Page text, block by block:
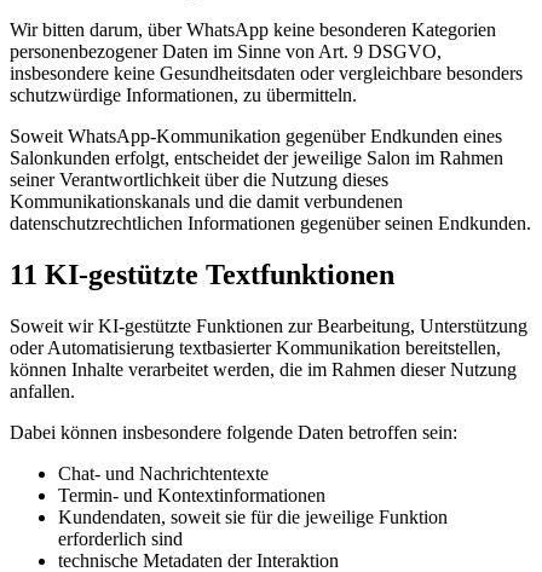
Wir bitten darum, über WhatsApp keine besonderen Kategorien
personenbezogener Daten im Sinne von Art. 9 DSGVO,
insbesondere keine Gesundheitsdaten oder vergleichbare besonders
schutzwürdige Informationen, zu übermitteln.
Soweit WhatsApp-Kommunikation gegenüber Endkunden eines
Salonkunden erfolgt, entscheidet der jeweilige Salon im Rahmen
seiner Verantwortlichkeit über die Nutzung dieses
Kommunikationskanals und die damit verbundenen
datenschutzrechtlichen Informationen gegenüber seinen Endkunden.
11 KI-gestützte Textfunktionen
Soweit wir KI-gestützte Funktionen zur Bearbeitung, Unterstützung
oder Automatisierung textbasierter Kommunikation bereitstellen,
können Inhalte verarbeitet werden, die im Rahmen dieser Nutzung
anfallen.
Dabei können insbesondere folgende Daten betroffen sein:
Chat- und Nachrichtentexte
Termin- und Kontextinformationen
Kundendaten, soweit sie für die jeweilige Funktion
erforderlich sind
technische Metadaten der Interaktion